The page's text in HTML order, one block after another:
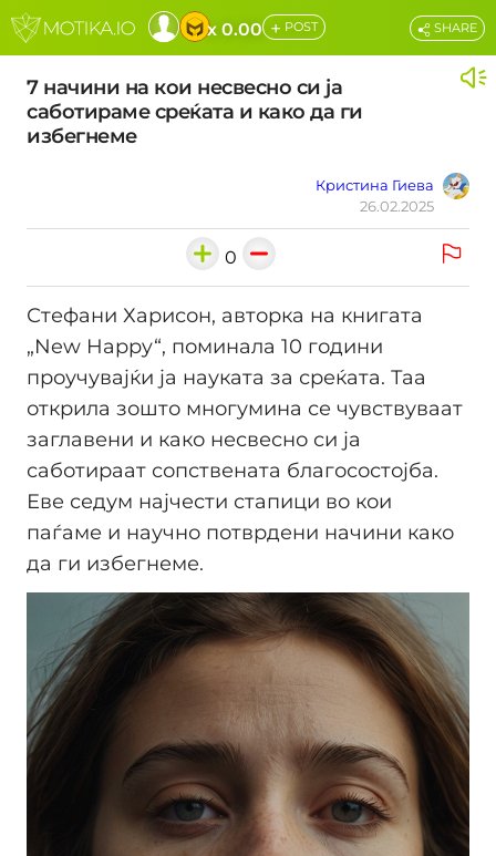
x 0.00 + POST
7 начини на кои несвесно си ја
саботираме среќата и како да ги
избегнеме
Кристина Гиева
26.02.2025
SHARE
0
Стефани Харисон, авторка на книгата
„New Happy“, поминала 10 години
проучувајќи ја науката за среќата. Таа
открила зошто многумина се чувствуваат
заглавени и како несвесно си ја
саботираат сопствената благосостојба.
Еве седум најчести стапици во кои
паѓаме и научно потврдени начини како
да ги избегнеме.